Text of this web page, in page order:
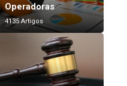
Operadoras
4135 Artigos